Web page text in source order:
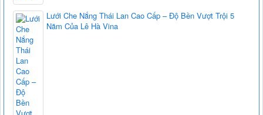
Lưới Che Nắng Thái Lan Cao Cấp – Độ Bền Vượt Trội 5
Năm Của Lê Hà Vina